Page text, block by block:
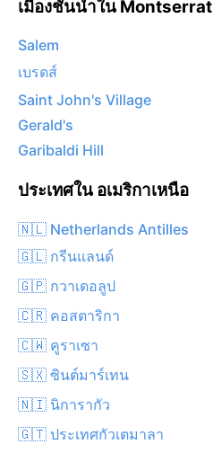
เมืองชั้นนำใน Montserrat
Salem
เบรดส์
Saint John's Village
Gerald's
Garibaldi Hill
ประเทศใน อเมริกาเหนือ
🇳🇱 Netherlands Antilles
🇬🇱 กรีนแลนด์
🇬🇵 กวาเดอลูป
🇨🇷 คอสตาริกา
🇨🇼 คูราเซา
🇸🇽 ซินต์มาร์เทน
🇳🇮 นิการากัว
🇬🇹 ประเทศกัวเตมาลา